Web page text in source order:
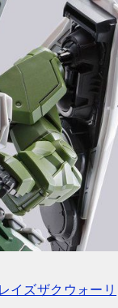
イズザクウォーリ